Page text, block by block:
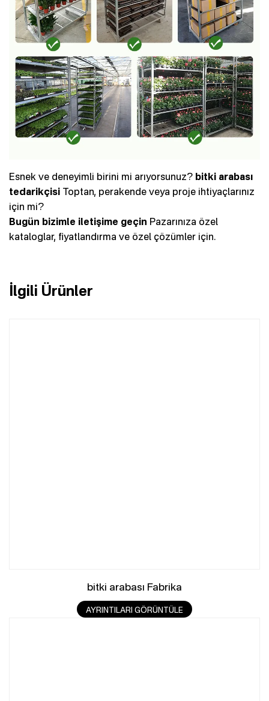
Esnek ve deneyimli birini mi arıyorsunuz? bitki arabası
tedarikçisi Toptan, perakende veya proje ihtiyaçlarınız
için mi?
Bugün bizimle iletişime geçin Pazarınıza özel
kataloglar, fiyatlandırma ve özel çözümler için.
İlgili Ürünler
bitki arabası Fabrika
AYRINTILARI GÖRÜNTÜLE